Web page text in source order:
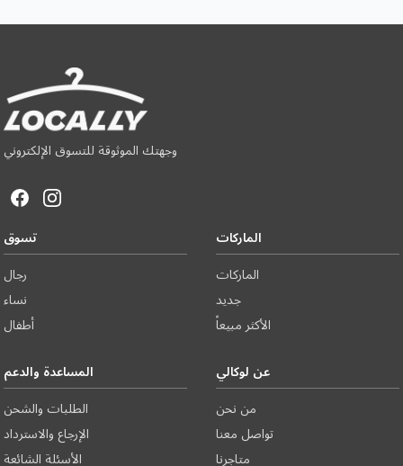
وجهتك الموثوقة للتسوق الإلكتروني
تسوق
رجال
نساء
أطفال
الماركات
الماركات
جديد
الأكثر مبيعاً
المساعدة والدعم
الطلبات والشحن
الإرجاع والاسترداد
الأسئلة الشائعة
عن لوكالي
من نحن
تواصل معنا
متاجرنا